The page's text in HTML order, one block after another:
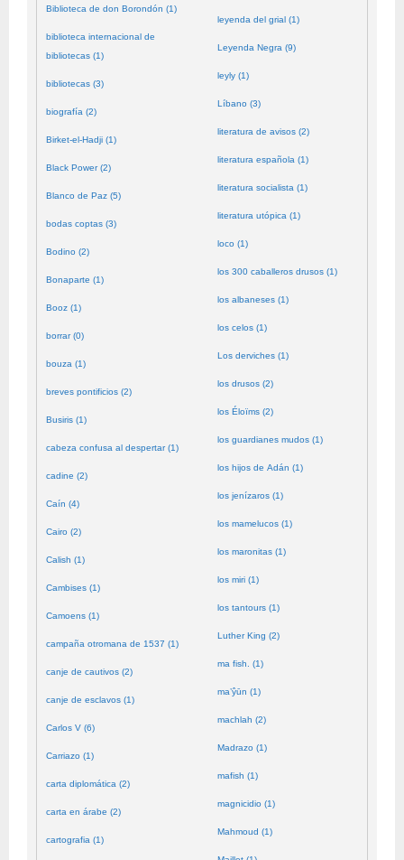
Biblioteca de don Borondón (1)
biblioteca internacional de
bibliotecas (1)
bibliotecas (3)
biografía (2)
Birket-el-Hadji (1)
Black Power (2)
Blanco de Paz (5)
bodas coptas (3)
Bodino (2)
Bonaparte (1)
Booz (1)
borrar (0)
bouza (1)
breves pontificios (2)
Busiris (1)
cabeza confusa al despertar (1)
cadine (2)
Caín (4)
Cairo (2)
Calish (1)
Cambises (1)
Camoens (1)
campaña otromana de 1537 (1)
canje de cautivos (2)
canje de esclavos (1)
Carlos V (6)
Carriazo (1)
carta diplomática (2)
carta en árabe (2)
cartografia (1)
leyenda del grial (1)
Leyenda Negra (9)
leyly (1)
Líbano (3)
literatura de avisos (2)
literatura española (1)
literatura socialista (1)
literatura utópica (1)
loco (1)
los 300 caballeros drusos (1)
los albaneses (1)
los celos (1)
Los derviches (1)
los drusos (2)
los Éloïms (2)
los guardianes mudos (1)
los hijos de Adán (1)
los jenízaros (1)
los mamelucos (1)
los maronitas (1)
los miri (1)
los tantours (1)
Luther King (2)
ma fish. (1)
ma’ŷūn (1)
machlah (2)
Madrazo (1)
mafish (1)
magnicidio (1)
Mahmoud (1)